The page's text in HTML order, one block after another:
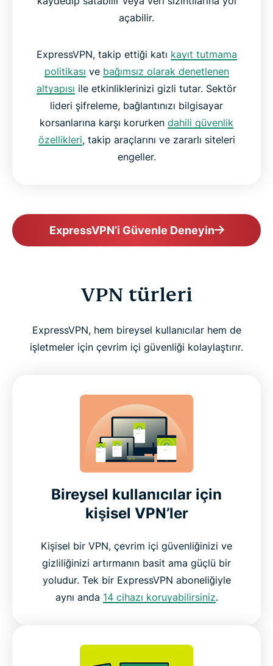
açabilir.
ExpressVPN, takip ettiği katı kayıt tutmama
politikası ve bağımsız olarak denetlenen
altyapısı ile etkinliklerinizi gizli tutar. Sektör
lideri şifreleme, bağlantınızı bilgisayar
korsanlarına karşı korurken dahili güvenlik
özellikleri, takip araçlarını ve zararlı siteleri
engeller.
ExpressVPN’i Güvenle Deneyin
VPN türleri
ExpressVPN, hem bireysel kullanıcılar hem de
işletmeler için çevrim içi güvenliği kolaylaştırır.
Bireysel kullanıcılar için
kişisel VPN’ler
Kişisel bir VPN, çevrim içi güvenliğinizi ve
gizliliğinizi artırmanın basit ama güçlü bir
yoludur. Tek bir ExpressVPN aboneliğiyle
aynı anda 14 cihazı koruyabilirsiniz.